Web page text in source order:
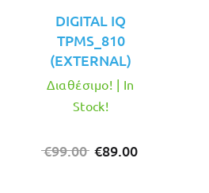
DIGITAL IQ
TPMS_810
(EXTERNAL)
€99.00 Original
€89.00
Διαθέσιμο! | In
Stock!